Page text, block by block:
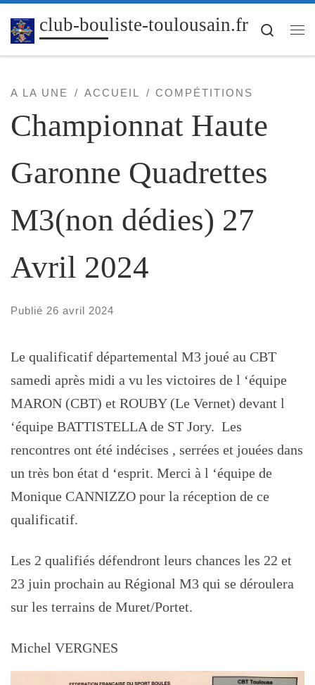
Passer au contenu
club-bouliste-toulousain.fr
Search
A LA UNE ACCUEIL COMPÉTITIONS
Championnat Haute
Garonne Quadrettes
M3(non dédies) 27
Avril 2024
Publié 26 avril 2024
Le qualificatif départemental M3 joué au CBT
samedi après midi a vu les victoires de l ‘équipe
MARON (CBT) et ROUBY (Le Vernet) devant l
‘équipe BATTISTELLA de ST Jory. Les
rencontres ont été indécises , serrées et jouées dans
un très bon état d ‘esprit. Merci à l ‘équipe de
Monique CANNIZZO pour la réception de ce
qualificatif.
Les 2 qualifiés défendront leurs chances les 22 et
23 juin prochain au Régional M3 qui se déroulera
sur les terrains de Muret/Portet.
Michel VERGNES